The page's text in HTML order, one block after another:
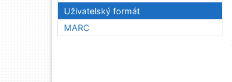
Uživatelský formát
MARC